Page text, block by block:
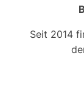
Seit 2014